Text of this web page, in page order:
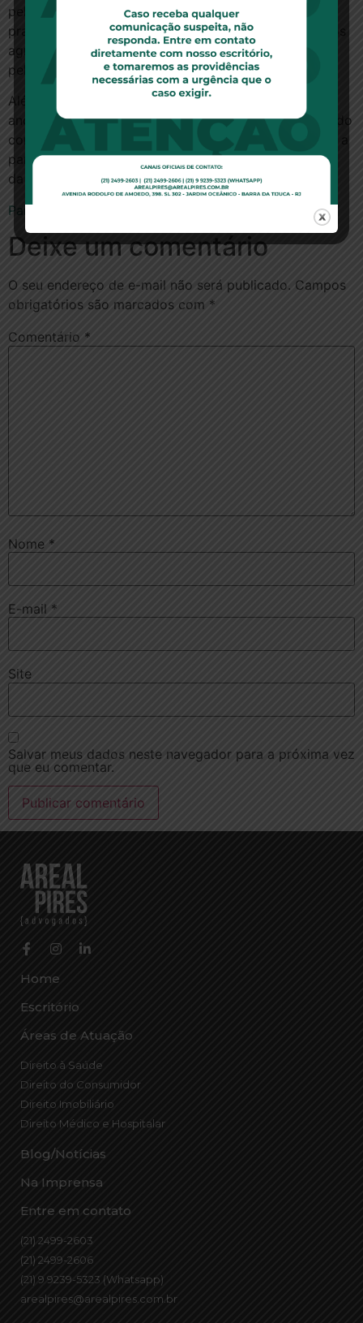
pela norma do artigo 27 do CDC, que estabelece um
prazo de cinco anos”, afirmou Sanseverino ao julgar os
agravos, no que foi acompanhado de forma unânime
pelos demais ministros.
Além de estabelecer o prazo prescricional de cinco
anos, a Turma definiu que ele passa a contar a partir do
conhecimento dos danos pessoais causados, ou seja, a
partir da ciência da doença adquirida em decorrência
da contaminação.
Para ler a notícia no site www.stj.jus.br, clique aqui.
Deixe um comentário
O seu endereço de e-mail não será publicado. Campos
obrigatórios são marcados com *
Comentário *
Nome *
E-mail *
Site
Salvar meus dados neste navegador para a próxima vez
que eu comentar.
Home
Escritório
Áreas de Atuação
Direito à Saúde
Direito do Consumidor
Direito Imobiliário
Direito Médico e Hospitalar
Blog/Notícias
Na Imprensa
Entre em contato
(21) 2499-2603
(21) 2499-2606
(21) 9 9239-5323 (Whatsapp)
arealpires@arealpires.com.br